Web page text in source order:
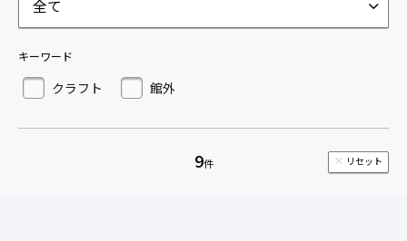
全て
キーワード
クラフト 館外
9件 リセット